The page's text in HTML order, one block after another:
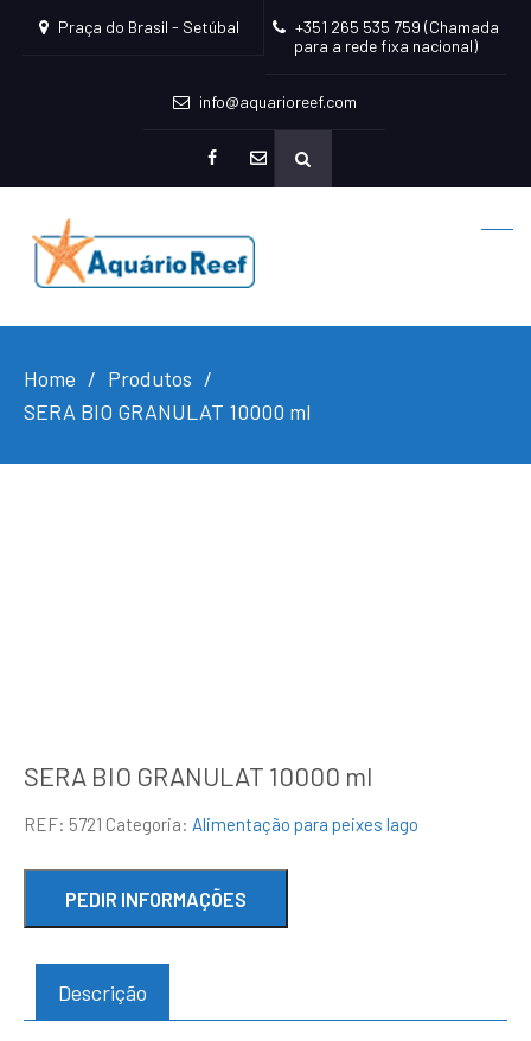
Praça do Brasil - Setúbal
+351 265 535 759 (Chamada
para a rede fixa nacional)
info@aquarioreef.com
mailto
Home
Produtos
SERA BIO GRANULAT 10000 ml
SERA BIO GRANULAT 10000 ml
REF: 5721 Categoria: Alimentação para peixes lago
Descrição